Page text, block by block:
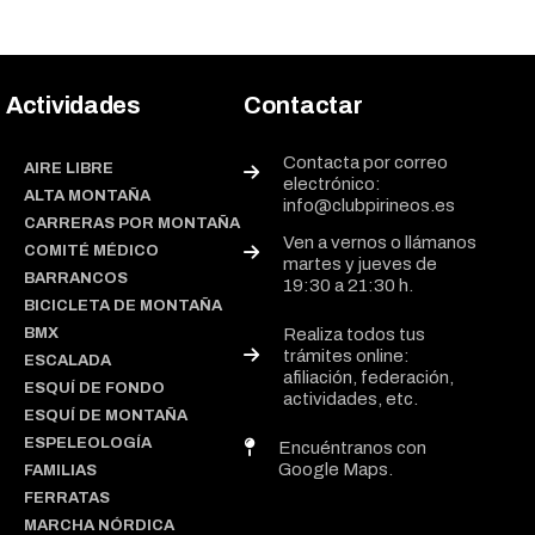
Actividades
AIRE LIBRE
ALTA MONTAÑA
CARRERAS POR MONTAÑA
COMITÉ MÉDICO
BARRANCOS
BICICLETA DE MONTAÑA
BMX
ESCALADA
ESQUÍ DE FONDO
ESQUÍ DE MONTAÑA
ESPELEOLOGÍA
FAMILIAS
FERRATAS
MARCHA NÓRDICA
Contactar
Contacta por correo
electrónico:
info@clubpirineos.es
Ven a vernos o llámanos
martes y jueves de
19:30 a 21:30 h.
Realiza todos tus
trámites online:
afiliación, federación,
actividades, etc.
Encuéntranos con
Google Maps.